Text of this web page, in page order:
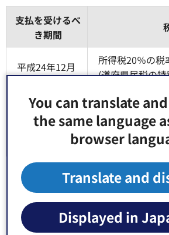
You can translate
the same language
browser
Translate and
Displayed in
支払を受けるべ
き期間
平成24年12月
所得税20％の税
(道府県民税の
平成25年1月1
日以後に支払
を受ける場合
所得税及び復興
(道府県民税の
義務あり、総合
配当所得の申告について